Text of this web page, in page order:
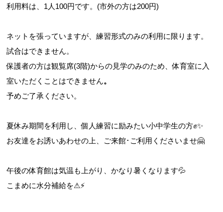
利用料は、1人100円です。(市外の方は200円)
ネットを張っていますが、練習形式のみの利用に限ります。
試合はできません。
保護者の方は観覧席(3階)からの見学のみのため、体育室に入
室いただくことはできません。
予めご了承ください。
夏休み期間を利用し、個人練習に励みたい小中学生の方✊✨
お友達をお誘いあわせの上、ご来館･ご利用くださいませ🤗
午後の体育館は気温も上がり、かなり暑くなります💦
こまめに水分補給を⚠⚡